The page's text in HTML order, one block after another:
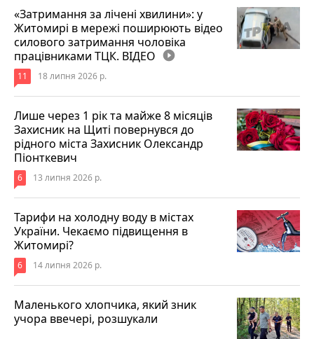
«Затримання за лічені хвилини»: у
Житомирі в мережі поширюють відео
силового затримання чоловіка
працівниками ТЦК. ВІДЕО play_circle_filled
11 18 липня 2026 р.
Лише через 1 рік та майже 8 місяців
Захисник на Щиті повернувся до
рідного міста Захисник Олександр
Піонткевич
6 13 липня 2026 р.
Тарифи на холодну воду в містах
України. Чекаємо підвищення в
Житомирі?
6 14 липня 2026 р.
Маленького хлопчика, який зник
учора ввечері, розшукали